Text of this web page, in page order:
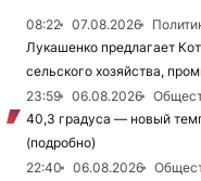
08:22 07.08.2026
Лукашенко предлагает
сельского хозяйства,
23:59
06.08.2026
40,3 градуса — новый
(подробно)
22:40
06.08.2026